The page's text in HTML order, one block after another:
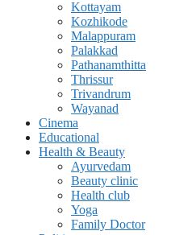
Kottayam
Kozhikode
Malappuram
Palakkad
Pathanamthitta
Thrissur
Trivandrum
Wayanad
Cinema
Educational
Health & Beauty
Ayurvedam
Beauty clinic
Health club
Yoga
Family Doctor